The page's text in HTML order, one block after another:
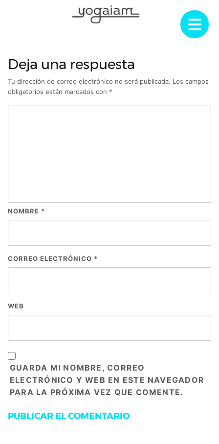
Deja una respuesta
Tu dirección de correo electrónico no será publicada. Los campos
obligatorios están marcados con *
NOMBRE *
CORREO ELECTRÓNICO *
WEB
GUARDA MI NOMBRE, CORREO
ELECTRÓNICO Y WEB EN ESTE NAVEGADOR
PARA LA PRÓXIMA VEZ QUE COMENTE.